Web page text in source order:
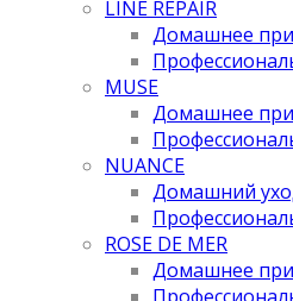
LINE REPAIR
Домашнее
MUSE
Домашнее
NUANCE
Домашний
ROSE DE MER
Домашнее